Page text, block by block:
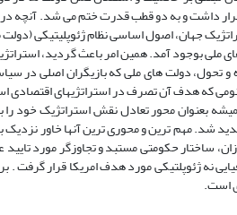
داشت و به دو قطب قدرت ختم می شد. آنچه در
جهان، اصول اساسی نظام ژئوپلیتیکی
بوجود آمد. همین امر باعث گردید،
و تحول، دولت های ملی که بازیگران اصلی
که هدف آن تصرف در استراتژیهای اقتصادی
بعنوان محور تعادل نقش استراتژیک خود
شد. مهم ترین و محوری ترین آنها خاور
ساختار حکومتی مستبد و تجاوزگر مورد
نه ژئوپلتیکی مورد هدف امریکا قرار گرفت .
است.